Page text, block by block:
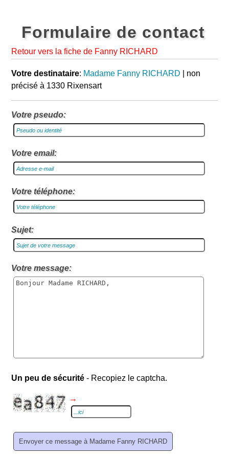
Formulaire de contact
Retour vers la fiche de Fanny RICHARD
Votre destinataire: Madame Fanny RICHARD | non
précisé à 1330 Rixensart
Votre pseudo:
Votre email:
Votre téléphone:
Sujet:
Votre message:
Un peu de sécurité - Recopiez le captcha.
→